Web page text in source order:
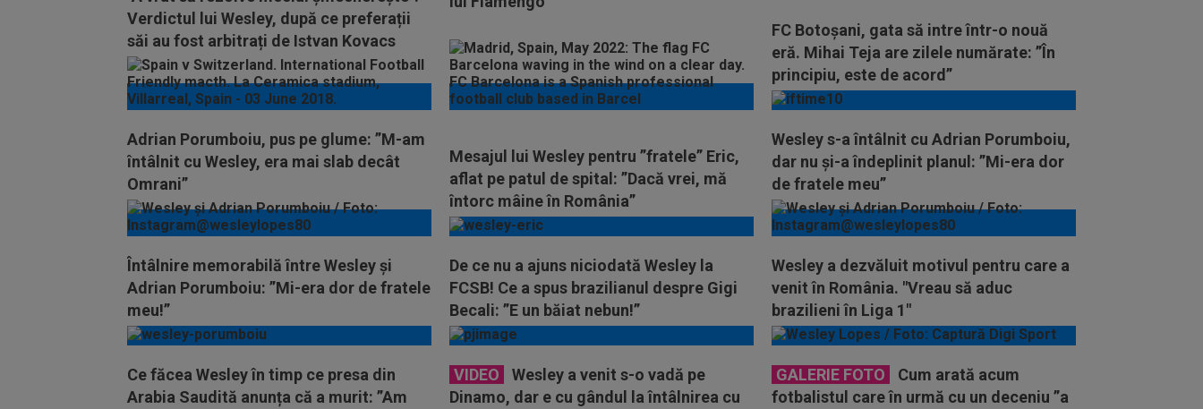
Verdictul lui Wesley, după ce preferații
săi au fost arbitrați de Istvan Kovacs
FC Botoșani, gata să intre într-o nouă
eră. Mihai Teja are zilele numărate: ”În
principiu, este de acord”
Adrian Porumboiu, pus pe glume: ”M-am
întâlnit cu Wesley, era mai slab decât
Omrani”
Mesajul lui Wesley pentru ”fratele” Eric,
aflat pe patul de spital: ”Dacă vrei, mă
întorc mâine în România”
Wesley s-a întâlnit cu Adrian Porumboiu,
dar nu și-a îndeplinit planul: ”Mi-era dor
de fratele meu”
Întâlnire memorabilă între Wesley și
Adrian Porumboiu: ”Mi-era dor de fratele
meu!”
De ce nu a ajuns niciodată Wesley la
FCSB! Ce a spus brazilianul despre Gigi
Becali: ”E un băiat nebun!”
Wesley a dezvăluit motivul pentru care a
venit în România. "Vreau să aduc
brazilieni în Liga 1"
Ce făcea Wesley în timp ce presa din
Arabia Saudită anunța că a murit: ”Am
VIDEO
Wesley a venit s-o vadă pe
Dinamo, dar e cu gândul la întâlnirea cu
GALERIE FOTO
Cum arată acum
fotbalistul care în urmă cu un deceniu ”a